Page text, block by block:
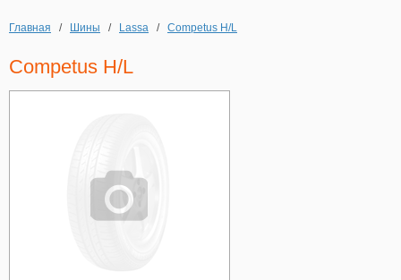
Аккумуляторы
Аксессуары
Главная / Шины / Lassa / Competus H/L
Competus H/L